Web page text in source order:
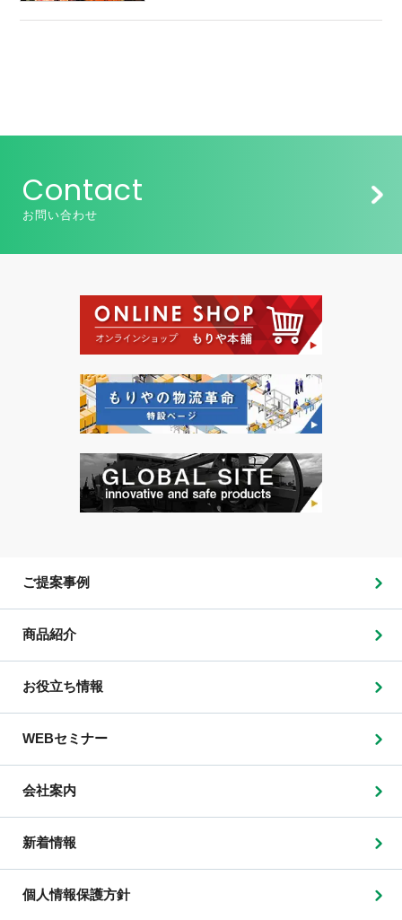
Contact
お問い合わせ
ご提案事例
商品紹介
お役立ち情報
WEBセミナー
会社案内
新着情報
個人情報保護方針